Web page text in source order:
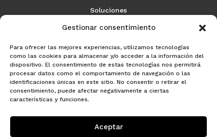
Gestionar consentimiento
Para ofrecer las mejores experiencias, utilizamos tecnologías
como las cookies para almacenar y/o acceder a la información del
dispositivo. El consentimiento de estas tecnologías nos permitirá
procesar datos como el comportamiento de navegación o las
identificaciones únicas en este sitio. No consentir o retirar el
consentimiento, puede afectar negativamente a ciertas
características y funciones.
Aceptar
Soluciones
Contacto

email